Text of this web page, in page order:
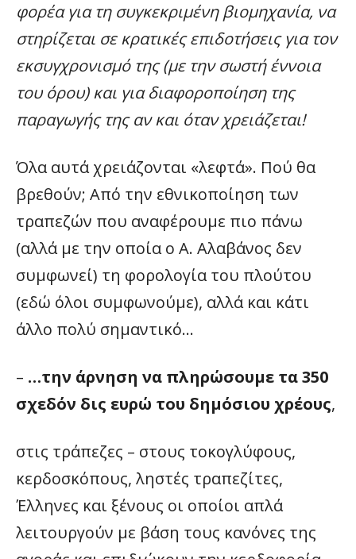
φορέα για τη συγκεκριμένη βιομηχανία, να
στηρίζεται σε κρατικές επιδοτήσεις για τον
εκσυγχρονισμό της (με την σωστή έννοια
του όρου) και για διαφοροποίηση της
παραγωγής της αν και όταν χρειάζεται!
Όλα αυτά χρειάζονται «λεφτά». Πού θα
βρεθούν; Από την εθνικοποίηση των
τραπεζών που αναφέρουμε πιο πάνω
(αλλά με την οποία ο Α. Αλαβάνος δεν
συμφωνεί) τη φορολογία του πλούτου
(εδώ όλοι συμφωνούμε), αλλά και κάτι
άλλο πολύ σημαντικό…
– …την άρνηση να πληρώσουμε τα 350
σχεδόν δις ευρώ του δημόσιου χρέους,
στις τράπεζες – στους τοκογλύφους,
κερδοσκόπους, ληστές τραπεζίτες,
Έλληνες και ξένους οι οποίοι απλά
λειτουργούν με βάση τους κανόνες της